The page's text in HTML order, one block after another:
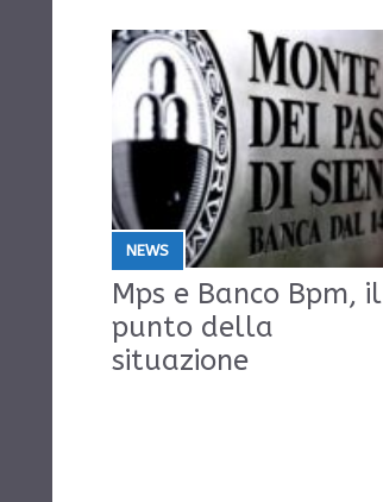
NEWS
Mps e Banco Bpm, il
punto della
situazione